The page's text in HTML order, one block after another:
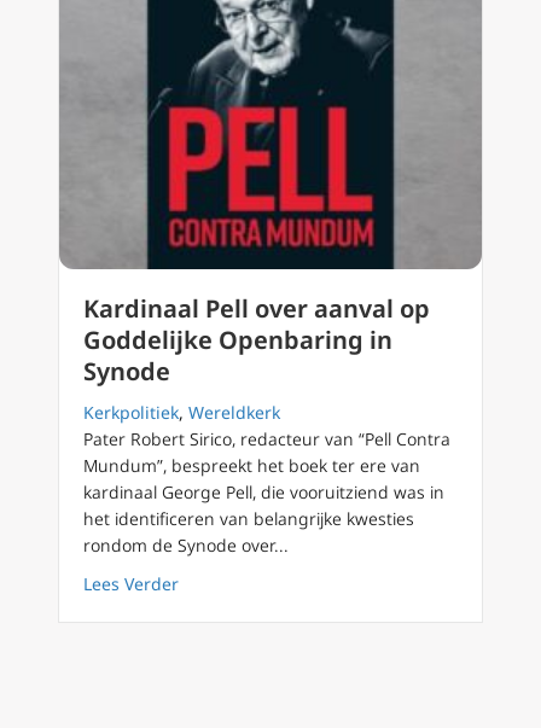
Kardinaal Pell over aanval op
Goddelijke Openbaring in
Synode
Kerkpolitiek, Wereldkerk
Pater Robert Sirico, redacteur van “Pell Contra
Mundum”, bespreekt het boek ter ere van
kardinaal George Pell, die vooruitziend was in
het identificeren van belangrijke kwesties
rondom de Synode over...
Lees Verderabout Kardinaal Pell over aanval op